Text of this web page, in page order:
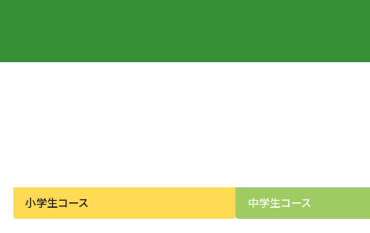
小学生コース 中学生コース